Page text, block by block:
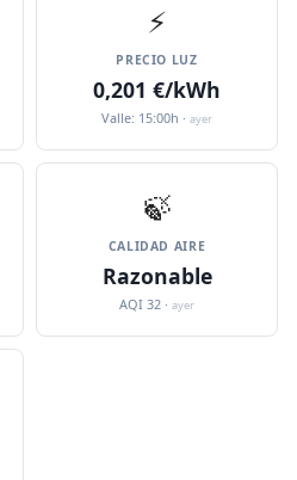
⚡
PRECIO LUZ
0,201 €/kWh
Valle: 15:00h · ayer
🍃
CALIDAD AIRE
Razonable
AQI 32 · ayer